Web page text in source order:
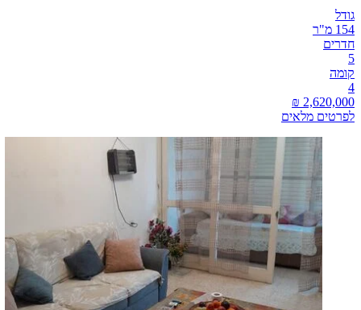
גודל
154 מ"ר
חדרים
5
קומה
4
לפרטים מלאים